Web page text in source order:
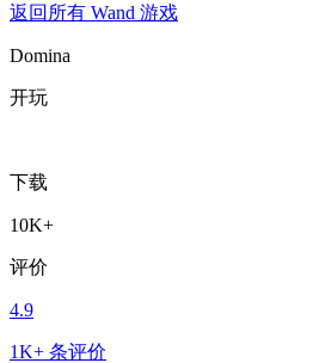
返回所有 Wand 游戏
Domina
开玩
下载
10K+
评价
4.9
1K+ 条评价